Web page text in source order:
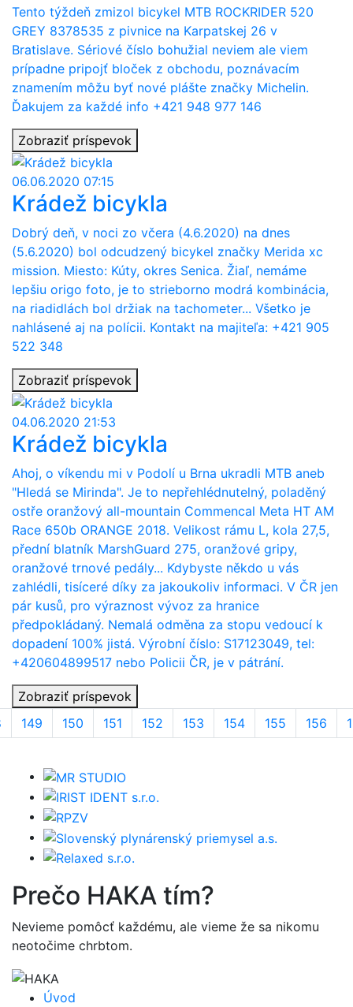
Tento týždeň zmizol bicykel MTB ROCKRIDER 520
GREY 8378535 z pivnice na Karpatskej 26 v
Bratislave. Sériové číslo bohužial neviem ale viem
prípadne pripojť bloček z obchodu, poznávacím
znamením môžu byť nové plášte značky Michelin.
Ďakujem za každé info +421 948 977 146
Zobraziť príspevok
06.06.2020 07:15
Krádež bicykla
Dobrý deň, v noci zo včera (4.6.2020) na dnes
(5.6.2020) bol odcudzený bicykel značky Merida xc
mission. Miesto: Kúty, okres Senica. Žiaľ, nemáme
lepšiu origo foto, je to strieborno modrá kombinácia,
na riadidlách bol držiak na tachometer... Všetko je
nahlásené aj na polícii. Kontakt na majiteľa: +421 905
522 348
Zobraziť príspevok
04.06.2020 21:53
Krádež bicykla
Ahoj, o víkendu mi v Podolí u Brna ukradli MTB aneb
"Hledá se Mirinda". Je to nepřehlédnutelný, poladěný
ostře oranžový all-mountain Commencal Meta HT AM
Race 650b ORANGE 2018. Velikost rámu L, kola 27,5,
přední blatník MarshGuard 275, oranžové gripy,
oranžové trnové pedály... Kdybyste někdo u vás
zahlédli, tisíceré díky za jakoukoliv informaci. V ČR jen
pár kusů, pro výraznost vývoz za hranice
předpokládaný. Nemalá odměna za stopu vedoucí k
dopadení 100% jistá. Výrobní číslo: S17123049, tel:
+420604899517 nebo Policii ČR, je v pátrání.
Zobraziť príspevok
149 150 151 152 153 154 155 156
Prečo HAKA tím?
Nevieme pomôcť každému, ale vieme že sa nikomu
neotočime chrbtom.
Úvod